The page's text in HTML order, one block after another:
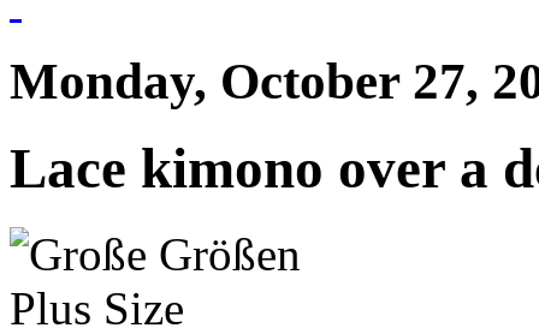
Monday, October 27,
Lace kimono over a